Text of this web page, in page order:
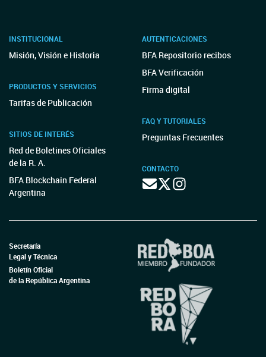
INSTITUCIONAL
Misión, Visión e Historia
PRODUCTOS Y SERVICIOS
Tarifas de Publicación
SITIOS DE INTERÉS
Red de Boletines Oficiales
de la R. A.
BFA Blockchain Federal
Argentina
AUTENTICACIONES
BFA Repositorio recibos
BFA Verificación
Firma digital
FAQ Y TUTORIALES
Preguntas Frecuentes
CONTACTO
Secretaría
Legal y Técnica
Boletín Oficial
de la República Argentina